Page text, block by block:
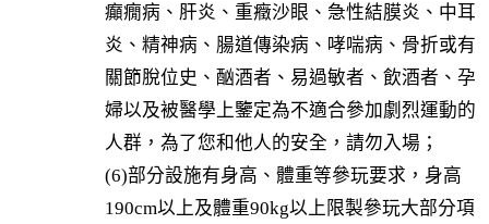
癲癇病、肝炎、重癥沙眼、急性結膜炎、中耳
炎、精神病、腸道傳染病、哮喘病、骨折或有
關節脫位史、酗酒者、易過敏者、飲酒者、孕
婦以及被醫學上鑒定為不適合參加劇烈運動的
人群，為了您和他人的安全，請勿入場；
(6)部分設施有身高、體重等參玩要求，身高
190cm以上及體重90kg以上限製參玩大部分項